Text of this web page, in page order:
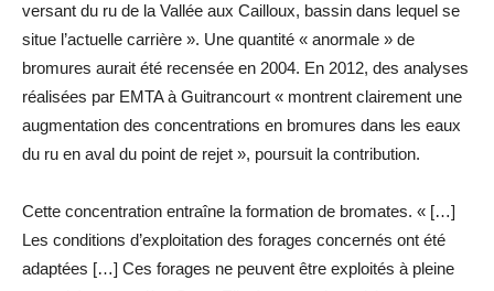
versant du ru de la Vallée aux Cailloux, bassin dans lequel se
situe l’actuelle carrière ». Une quantité « anormale » de
bromures aurait été recensée en 2004. En 2012, des analyses
réalisées par EMTA à Guitrancourt « montrent clairement une
augmentation des concentrations en bromures dans les eaux
du ru en aval du point de rejet », poursuit la contribution.
Cette concentration entraîne la formation de bromates. « […]
Les conditions d’exploitation des forages concernés ont été
adaptées […] Ces forages ne peuvent être exploités à pleine